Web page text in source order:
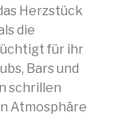
Herzstück
die
für ihr
Bars und
schrillen
Atmosphäre